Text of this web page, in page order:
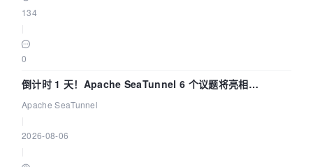
134
0
倒计时 1 天！Apache SeaTunnel 6 个议题将亮相
Community Over Code Asia 2026
Apache SeaTunnel
2026-08-06